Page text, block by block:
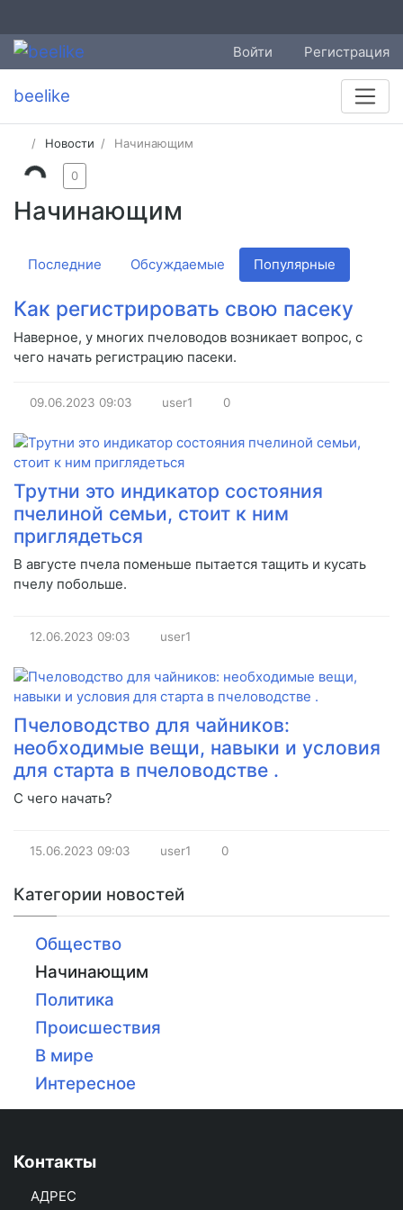
Войти Регистрация
beelike
Новости Начинающим
Начинающим
0
Последние Обсуждаемые Популярные
Как регистрировать свою пасеку
Наверное, у многих пчеловодов возникает вопрос, с
чего начать регистрацию пасеки.
09.06.2023 09:03 user1 0
Трутни это индикатор состояния
пчелиной семьи, стоит к ним
приглядеться
В августе пчела поменьше пытается тащить и кусать
пчелу побольше.
12.06.2023 09:03 user1
Пчеловодство для чайников:
необходимые вещи, навыки и условия
для старта в пчеловодстве .
С чего начать?
15.06.2023 09:03 user1 0
Категории новостей
Общество
Начинающим
Политика
Происшествия
В мире
Интересное
Контакты
АДРЕС